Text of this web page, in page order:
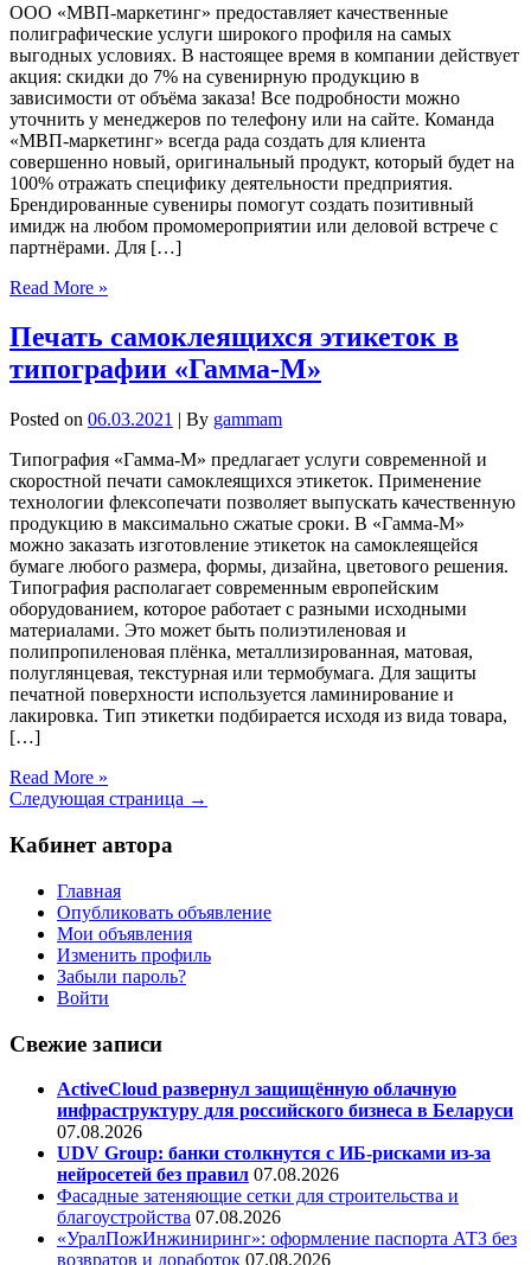
ООО «МВП-маркетинг» предоставляет качественные
полиграфические услуги широкого профиля на самых
выгодных условиях. В настоящее время в компании действует
акция: скидки до 7% на сувенирную продукцию в
зависимости от объёма заказа! Все подробности можно
уточнить у менеджеров по телефону или на сайте. Команда
«МВП-маркетинг» всегда рада создать для клиента
совершенно новый, оригинальный продукт, который будет на
100% отражать специфику деятельности предприятия.
Брендированные сувениры помогут создать позитивный
имидж на любом промомероприятии или деловой встрече с
партнёрами. Для […]
Read More »
Печать самоклеящихся этикеток в
типографии «Гамма-М»
Posted on 06.03.2021 | By gammam
Типография «Гамма-М» предлагает услуги современной и
скоростной печати самоклеящихся этикеток. Применение
технологии флексопечати позволяет выпускать качественную
продукцию в максимально сжатые сроки. В «Гамма-М»
можно заказать изготовление этикеток на самоклеящейся
бумаге любого размера, формы, дизайна, цветового решения.
Типография располагает современным европейским
оборудованием, которое работает с разными исходными
материалами. Это может быть полиэтиленовая и
полипропиленовая плёнка, металлизированная, матовая,
полуглянцевая, текстурная или термобумага. Для защиты
печатной поверхности используется ламинирование и
лакировка. Тип этикетки подбирается исходя из вида товара,
[…]
Read More »
Следующая страница →
Кабинет автора
Главная
Опубликовать объявление
Мои объявления
Изменить профиль
Забыли пароль?
Войти
Свежие записи
ActiveCloud развернул защищённую облачную
инфраструктуру для российского бизнеса в Беларуси
07.08.2026
UDV Group: банки столкнутся с ИБ-рисками из-за
нейросетей без правил 07.08.2026
Фасадные затеняющие сетки для строительства и
благоустройства 07.08.2026
«УралПожИнжиниринг»: оформление паспорта АТЗ без
возвратов и доработок 07.08.2026